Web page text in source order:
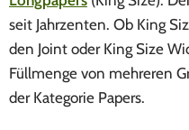
seit Jahrzenten. Ob King
den Joint oder King Size
Füllmenge von mehreren
der Kategorie Papers.